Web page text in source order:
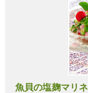
魚貝の塩麹マリネ